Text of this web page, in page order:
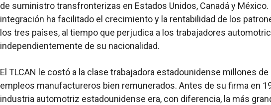
de suministro transfronterizas en Estados Unidos, Canadá y México.
integración ha facilitado el crecimiento y la rentabilidad de los
los tres países, al tiempo que perjudica a los trabajadores
independientemente de su nacionalidad.
El TLCAN le costó a la clase trabajadora estadounidense millones de
empleos manufactureros bien remunerados. Antes de su firma en
industria automotriz estadounidense era, con diferencia, la más